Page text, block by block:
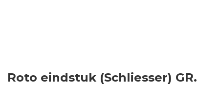
Login
Roto eindstuk (Schliesser) GR.